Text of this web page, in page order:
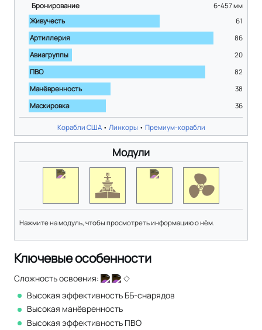
Бронирование
6-457мм
Живучесть
61
Артиллерия
86
Авиагруппы
20
ПВО
82
Манёвренность
38
Маскировка
36
Корабли США• Линкоры • Премиум-корабли
Модули
Нажмите на модуль, чтобы просмотреть информацию о нём.
Ключевые особенности
Сложность освоения:
Высокая эффективность ББ-снарядов
Высокая манёвренность
Высокая эффективность ПВО